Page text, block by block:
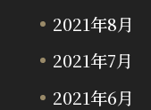
2021年8月
2021年7月
2021年6月